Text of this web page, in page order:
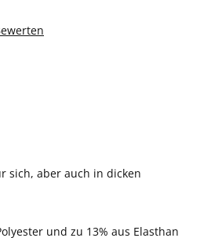
sich, aber auch in dicken
und zu 13% aus Elasthan